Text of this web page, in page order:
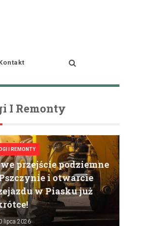
I Remonty
I REMONTY
przejście podziemne
i otwarcie
w Piasku już
lipca 2026